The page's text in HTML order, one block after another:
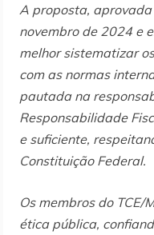
A proposta, aprovada
novembro de 2024 e
melhor sistematizar
com as normas
pautada na
Responsabilidade
e suficiente,
Constituição Federal.
Os membros do
ética pública,